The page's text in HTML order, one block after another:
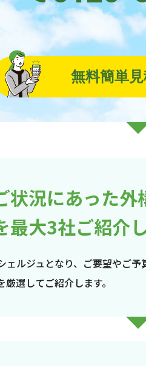
無料簡単
状況にあった外
最大3社ご紹介
ェルジュとなり、ご要望やご
選してご紹介します。